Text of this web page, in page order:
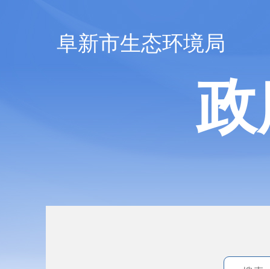
阜新市生态环境局